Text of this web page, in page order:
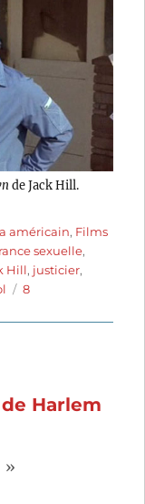
de Jack Hill.
américain, Films
sexuelle,
Hill, justicier,
8
Harlem
»